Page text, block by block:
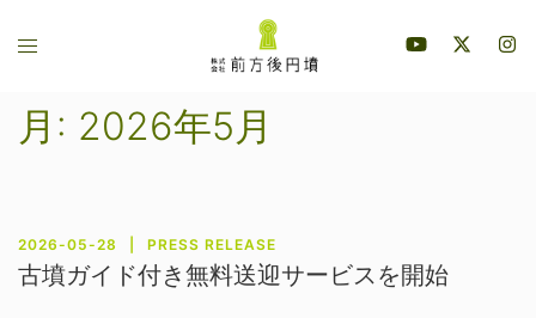
ト
ル
メ月: 2026年5月
2026-05-28 PRESS RELEASE
古墳ガイド付き無料送迎サービスを開始